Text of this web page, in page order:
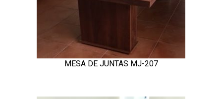
MESA DE JUNTAS MJ-207